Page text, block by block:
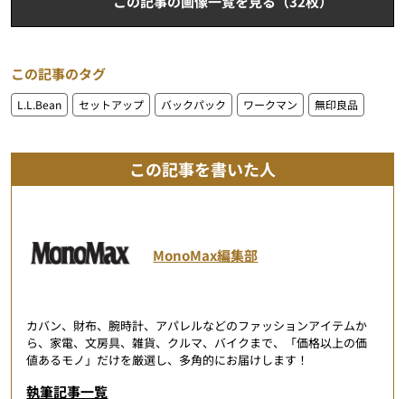
この記事のタグ
L.L.Bean セットアップ バックパック ワークマン 無印良品
この記事を書いた人
MonoMax編集部
カバン、財布、腕時計、アパレルなどのファッションアイテムか
ら、家電、文房具、雑貨、クルマ、バイクまで、「価格以上の価
値あるモノ」だけを厳選し、多角的にお届けします！
執筆記事一覧